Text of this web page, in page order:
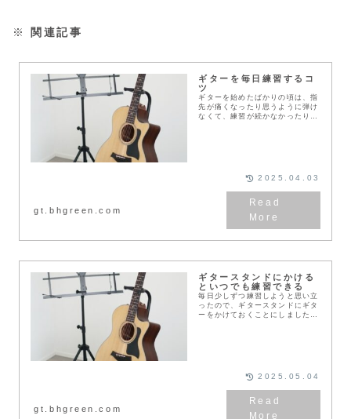
※ 関連記事
ギターを毎日練習するコ
ツ
ギターを始めたばかりの頃は、指
先が痛くなったり思うように弾け
なくて、練習が続かなかったりし
gt.bhgreen.com
2025.04.03
ギタースタンドにかける
といつでも練習できる
毎日少しずつ練習しようと思い立
ったので、ギタースタンドにギタ
ーをかけておくことにしました。
gt.bhgreen.com
2025.05.04